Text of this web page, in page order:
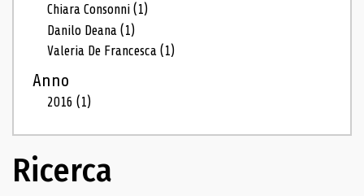
Chiara Consonni(1)
Danilo Deana(1)
Valeria De Francesca(1)
Anno
2016(1)
Ricerca